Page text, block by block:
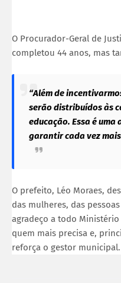
O Procurador-Geral de
completou 44 anos, mas
“Além de
serão distribuídos às
educação. Essa é
garantir cada vez
O prefeito, Léo Moraes,
das mulheres, das
agradeço a todo
quem mais precisa e,
reforça o gestor municipal.